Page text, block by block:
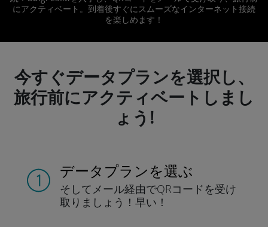
にアクティベート。到着後すぐにスムーズなインターネット接続
を楽しめます！
今すぐデータプランを選択し、
旅行前にアクティベートしまし
ょう!
データプランを選ぶ
そしてメール経由でQRコードを受け
取りましょう！早い！